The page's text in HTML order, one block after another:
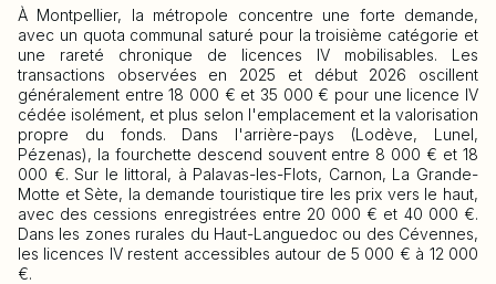
À Montpellier, la métropole concentre une forte demande,
avec un quota communal saturé pour la troisième catégorie et
une rareté chronique de licences IV mobilisables. Les
transactions observées en 2025 et début 2026 oscillent
généralement entre 18 000 € et 35 000 € pour une licence IV
cédée isolément, et plus selon l'emplacement et la valorisation
propre du fonds. Dans l'arrière-pays (Lodève, Lunel,
Pézenas), la fourchette descend souvent entre 8 000 € et 18
000 €. Sur le littoral, à Palavas-les-Flots, Carnon, La Grande-
Motte et Sète, la demande touristique tire les prix vers le haut,
avec des cessions enregistrées entre 20 000 € et 40 000 €.
Dans les zones rurales du Haut-Languedoc ou des Cévennes,
les licences IV restent accessibles autour de 5 000 € à 12 000
€.